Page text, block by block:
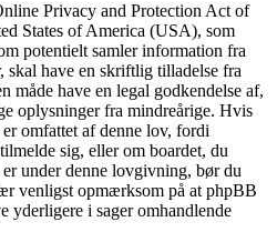
Privacy and Protection Act of
States of America (USA), som
potentielt samler information fra
skal have en skriftlig tilladelse fra
måde have en legal godkendelse af,
oplysninger fra mindreårige. Hvis
omfattet af denne lov, fordi
sig, eller om boardet, du
under denne lovgivning, bør du
venligst opmærksom på at phpBB
yderligere i sager omhandlende